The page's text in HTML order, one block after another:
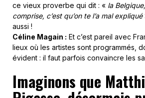
ce vieux proverbe qui dit : « la
comprise, c’est qu’on te l’a mal expliqué
aussi !
Céline Magain : Et c’est pareil avec
lieux où les artistes sont programmés,
évident : il faut parfois convaincre les
Imaginons que